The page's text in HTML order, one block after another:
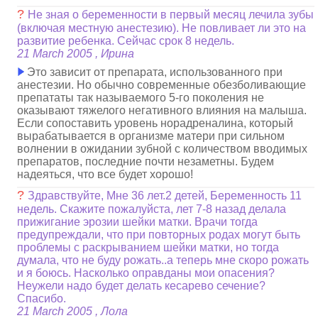
? Не зная о беременности в первый месяц лечила зубы
(включая местную анестезию). Не повливает ли это на
развитие ребенка. Сейчас срок 8 недель.
21 March 2005 , Ирина
Это зависит от препарата, использованного при
анестезии. Но обычно современные обезболивающие
препататы так называемого 5-го поколения не
оказывают тяжелого негативного влияния на малыша.
Если сопоставить уровень норадреналина, который
вырабатывается в организме матери при сильном
волнении в ожидании зубной с количеством вводимых
препаратов, последние почти незаметны. Будем
надеяться, что все будет хорошо!
? Здравствуйте, Мне 36 лет.2 детей, Беременность 11
недель. Скажите пожалуйста, лет 7-8 назад делала
прижигание эрозии шейки матки. Врачи тогда
предупреждали, что при повторных родах могут быть
проблемы с раскрыванием шейки матки, но тогда
думала, что не буду рожать..а теперь мне скоро рожать
и я боюсь. Насколько оправданы мои опасения?
Неужели надо будет делать кесарево сечение?
Спасибо.
21 March 2005 , Лола